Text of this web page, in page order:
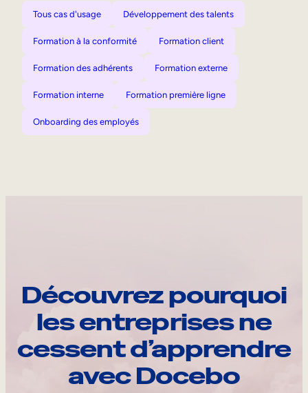
Tous cas d'usage Développement des talents
Formation à la conformité Formation client
Formation des adhérents Formation externe
Formation interne Formation première ligne
Onboarding des employés
Découvrez pourquoi
les entreprises ne
cessent d’apprendre
avec Docebo